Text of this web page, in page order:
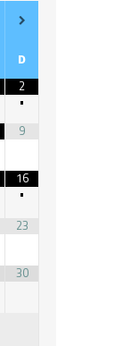
D
2
•
9
16
•
23
30